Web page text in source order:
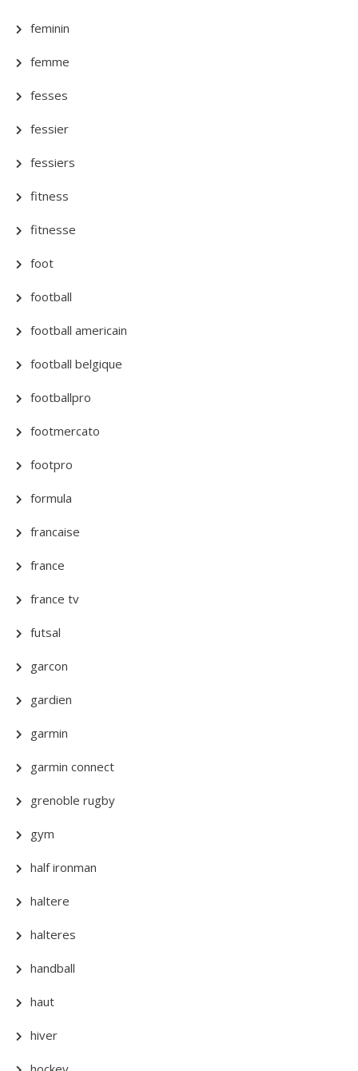
feminin
femme
fesses
fessier
fessiers
fitness
fitnesse
foot
football
football americain
football belgique
footballpro
footmercato
footpro
formula
francaise
france
france tv
futsal
garcon
gardien
garmin
garmin connect
grenoble rugby
gym
half ironman
haltere
halteres
handball
haut
hiver